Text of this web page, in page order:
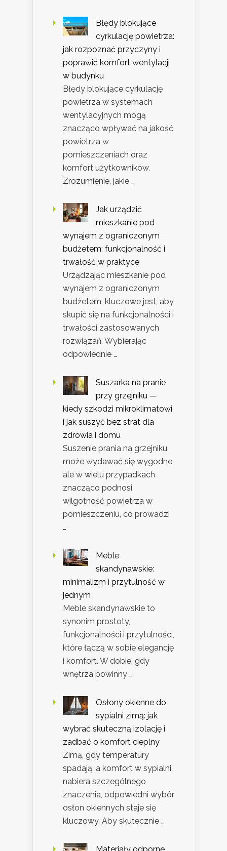
Błędy blokujące
cyrkulację powietrza:
jak rozpoznać przyczyny i
poprawić komfort wentylacji
w budynku
Błędy blokujące cyrkulację
powietrza w systemach
wentylacyjnych mogą
znacząco wpływać na jakość
powietrza w
pomieszczeniach oraz
komfort użytkowników.
Zrozumienie, jakie …
Jak urządzić
mieszkanie pod
wynajem z ograniczonym
budżetem: funkcjonalność i
trwałość w praktyce
Urządzając mieszkanie pod
wynajem z ograniczonym
budżetem, kluczowe jest, aby
skupić się na funkcjonalności i
trwałości zastosowanych
rozwiązań. Wybierając
odpowiednie …
Suszarka na pranie
przy grzejniku —
kiedy szkodzi mikroklimatowi
i jak suszyć bez strat dla
zdrowia i domu
Suszenie prania na grzejniku
może wydawać się wygodne,
ale w wielu przypadkach
znacząco podnosi
wilgotność powietrza w
pomieszczeniu, co prowadzi
…
Meble
skandynawskie:
minimalizm i przytulność w
jednym
Meble skandynawskie to
synonim prostoty,
funkcjonalności i przytulności,
które łączą w sobie elegancję
i komfort. W dobie, gdy
wnętrza powinny …
Osłony okienne do
sypialni zimą: jak
wybrać skuteczną izolację i
zadbać o komfort cieplny
Zimą, gdy temperatury
spadają, a komfort w sypialni
nabiera szczególnego
znaczenia, odpowiedni wybór
osłon okiennych staje się
kluczowy. Aby skutecznie …
Materiały odporne